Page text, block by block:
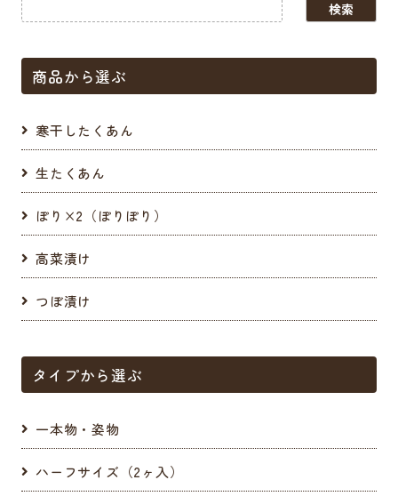
商品から選ぶ
寒干したくあん
生たくあん
ぽり×2（ぽりぽり）
高菜漬け
つぼ漬け
タイプから選ぶ
一本物・姿物
ハーフサイズ（2ヶ入）